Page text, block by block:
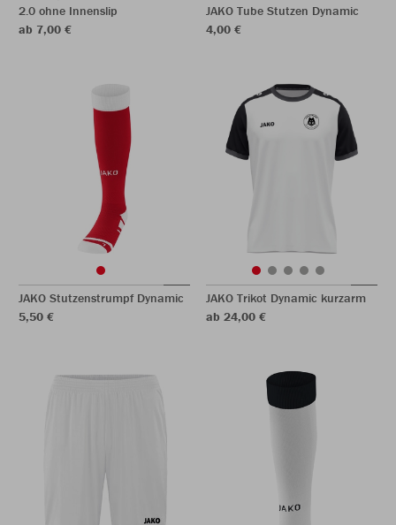
2.0 ohne Innenslip
ab 7,00 €
JAKO Tube Stutzen Dynamic
4,00 €
JAKO Stutzenstrumpf Dynamic
5,50 €
JAKO Trikot Dynamic kurzarm
ab 24,00 €